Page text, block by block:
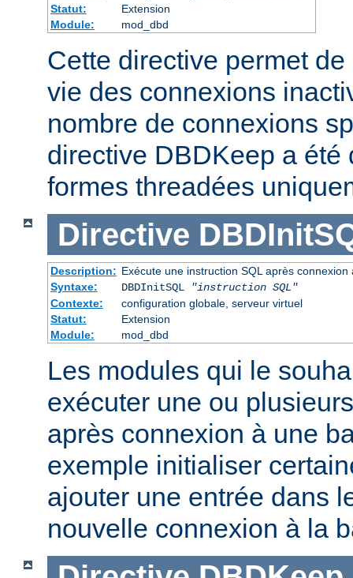
Statut:
Extension
Module:
mod_dbd
Cette directive permet
vie des connexions
nombre de connexions
directive DBDKeep a été
formes threadées
Directive
Description: Exécute une instruction SQL après
Syntaxe:
DBDInitSQL
"instruction SQL"
Contexte:
configuration globale, serveur virtuel
Statut:
Extension
Module:
mod_dbd
Les modules qui le
exécuter une ou
après connexion à une
exemple initialiser
ajouter une entrée dans
nouvelle connexion à la